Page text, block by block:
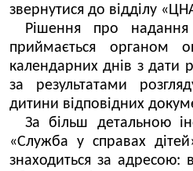
звернутися до відділу
Рішення про
приймається органом
календарних днів з дати
за результатами
дитини відповідних
За більш детальною
«Служба у справах
знаходиться за